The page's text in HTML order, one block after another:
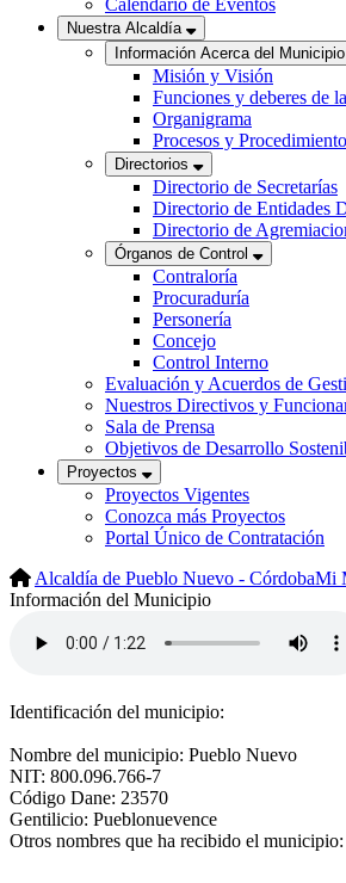
Calendario de Eventos
Nuestra Alcaldía
Información Acerca del Municipio
Misión y Visión
Funciones y deberes de
Organigrama
Procesos y
Directorios
Directorio de Secretarías
Directorio de Entidades
Directorio de
Órganos de Control
Contraloría
Procuraduría
Personería
Concejo
Control Interno
Evaluación y Acuerdos de
Nuestros Directivos y
Sala de Prensa
Objetivos de Desarrollo
Proyectos
Proyectos Vigentes
Conozca más Proyectos
Portal Único de Contratación
Alcaldía de Pueblo Nuevo - CórdobaMi
​​Información ​del Municipio
Identificación del municipio:
Nombre del municipio: Pueblo Nuevo
NIT: 800.096.766-7
Código Dane: 23570
Gentilicio: Pueblonuevence
Otros nombres que ha recibido el